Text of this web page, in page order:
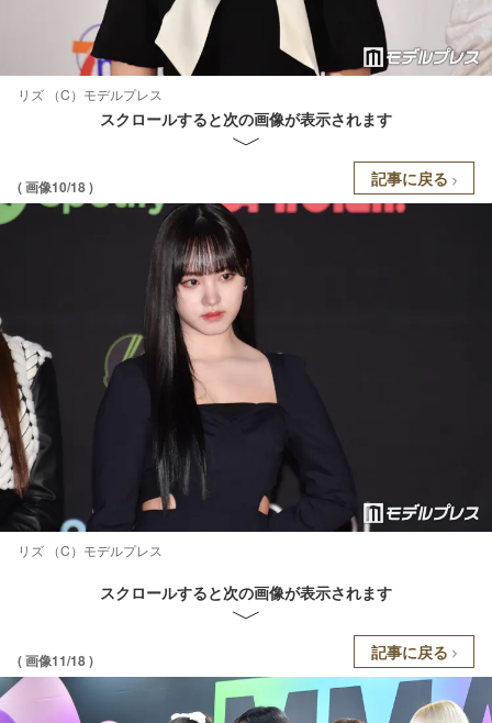
リズ （C）モデルプレス
スクロールすると次の画像が表示されます
( 画像10/18 ) 記事に戻る
リズ （C）モデルプレス
スクロールすると次の画像が表示されます
( 画像11/18 ) 記事に戻る